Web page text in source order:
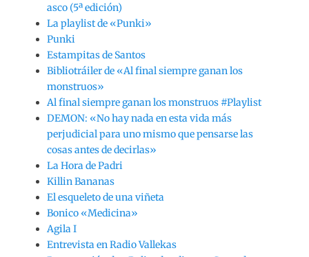
asco (5ª edición)
La playlist de «Punki»
Punki
Estampitas de Santos
Bibliotráiler de «Al final siempre ganan los
monstruos»
Al final siempre ganan los monstruos #Playlist
DEMON: «No hay nada en esta vida más
perjudicial para uno mismo que pensarse las
cosas antes de decirlas»
La Hora de Padri
Killin Bananas
El esqueleto de una viñeta
Bonico «Medicina»
Agila I
Entrevista en Radio Vallekas